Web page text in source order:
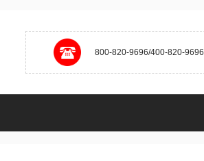
800-820-9696/400-820-9696